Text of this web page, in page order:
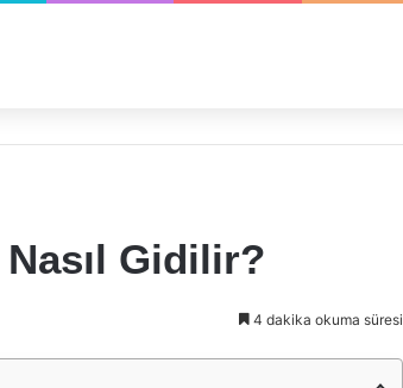
Gidilir?
4 dakika okuma süresi